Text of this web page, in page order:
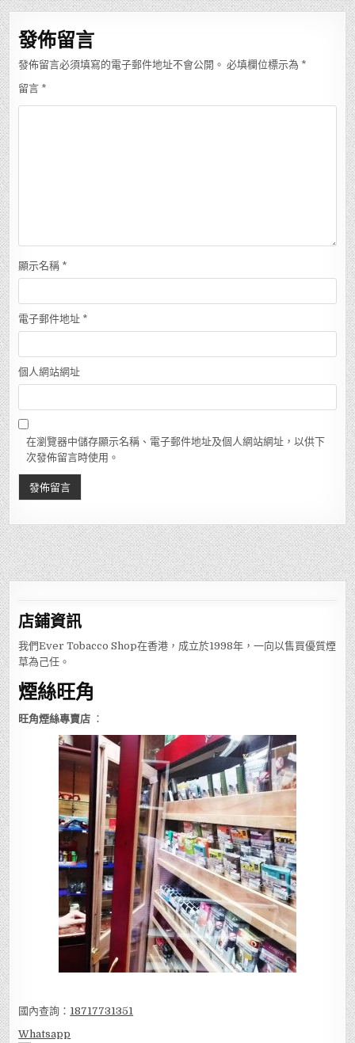
覽
發佈留言
發佈留言必須填寫的電子郵件地址不會公開。 必填欄位標示為 *
留言 *
顯示名稱 *
電子郵件地址 *
個人網站網址
在瀏覽器中儲存顯示名稱、電子郵件地址及個人網站網址，以供下
次發佈留言時使用。
店鋪資訊
我們Ever Tobacco Shop在香港，成立於1998年，一向以售買優質煙
草為己任。
煙絲旺角
旺角煙絲專賣店 ：
國內查詢： 18717731351
Whatsapp